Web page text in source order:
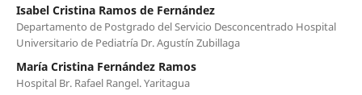
Isabel Cristina Ramos de Fernández
Departamento de Postgrado del Servicio Desconcentrado Hospital
Universitario de Pediatría Dr. Agustín Zubillaga
María Cristina Fernández Ramos
Hospital Br. Rafael Rangel. Yaritagua